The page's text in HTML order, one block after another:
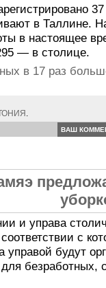
в Таллине.
в настоящее
— в столице.
в 17 раз
.
ВАШ
и управа
с
управой будут
безработных,